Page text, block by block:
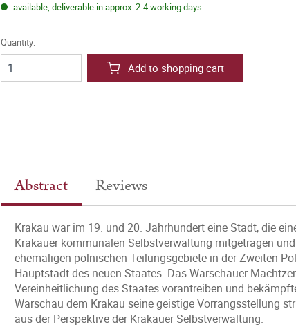
available, deliverable in approx. 2-4 working days
Quantity:
Add to shopping cart
Abstract Reviews
Krakau war im 19. und 20. Jahrhundert eine Stadt, die
Krakauer kommunalen Selbstverwaltung mitgetragen
ehemaligen polnischen Teilungsgebiete in der Zweiten
Hauptstadt des neuen Staates. Das Warschauer
Vereinheitlichung des Staates vorantreiben und
Warschau dem Krakau seine geistige Vorrangsstellung
aus der Perspektive der Krakauer Selbstverwaltung.